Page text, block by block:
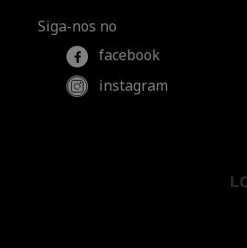
Siga-nos no
facebook
instagram